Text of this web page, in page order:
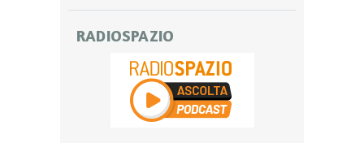
RADIOSPAZIO